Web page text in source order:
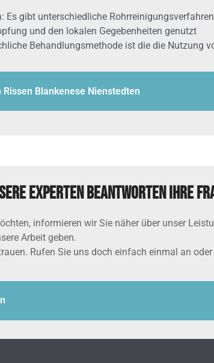
Es gibt unterschiedliche
und den lokalen Gegebenheiten genutzt
Behandlungsmethode ist die die Nutzung
Blankenese Nienstedten
Experten beantworten Ihre
informieren wir Sie näher über unser
Arbeit geben.
Rufen Sie uns doch einfach einmal an